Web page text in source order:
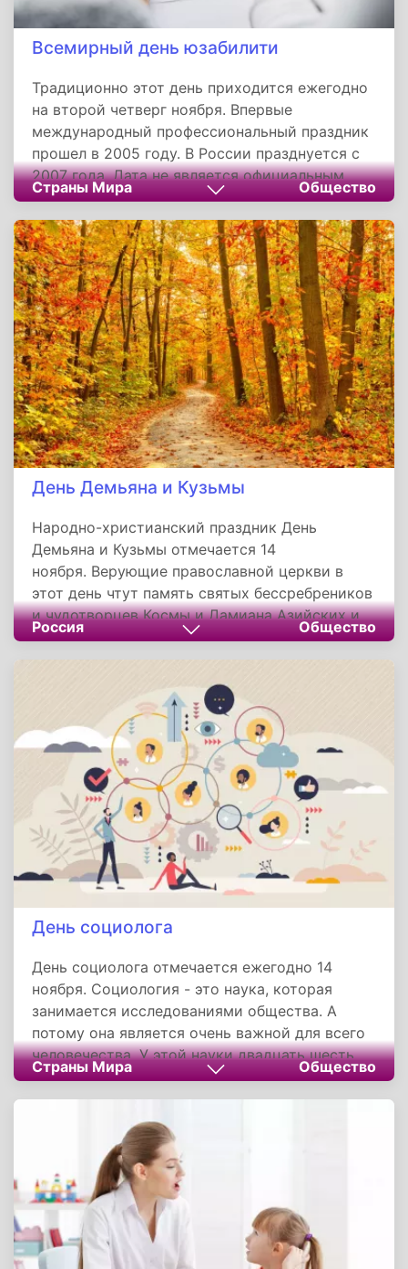
Всемирный день юзабилити
Традиционно этот день приходится ежегодно
на второй четверг ноября. Впервые
международный профессиональный праздник
прошел в 2005 году. В России празднуется с
2007 года. Дата не является официальным
выходным днем.
Страны Мира Общество
День Демьяна и Кузьмы
Народно-христианский праздник День
Демьяна и Кузьмы отмечается 14
ноября. Верующие православной церкви в
этот день чтут память святых бессребреников
и чудотворцев Космы и Дамиана Азийских и
матери их преподобной Феодотии. Другие
названия праздника: Рукомесленники,
Бессребреники, Кузьма и Демьян, Божьи
кузнецы, Козьма и Демьян Курятники, Кузьма
и Демьян - рукомесленники, Батюшка
Козмодемьян, Курьи именины, Курячий
праздник, Куриная смерть, Праздник
девичества, Встреча зимы.
Россия Общество
День социолога
День социолога отмечается ежегодно 14
ноября. Социология - это наука, которая
занимается исследованиями общества. А
потому она является очень важной для всего
человечества. У этой науки двадцать шесть
отраслей и десять направлений, из-за чего в
сфере задействовано огромное количество
людей. Неудивительно, что у них есть
собственный праздник. Этот день не является
официальным выходным и не закреплен на
государственном уровне, но все равно играет
большую роль для всех, кто имеет отношение
к социологии.
Страны Мира Общество